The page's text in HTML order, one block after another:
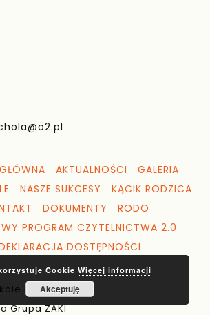
AKTUALNOŚCI
GALERIA
NASZE SUKCESY
KĄCIK RODZICA
DOKUMENTY
RODO
PROGRAM CZYTELNICTWA 2.0
DOSTĘPNOŚCI
nr 1 Tuchola
Grupa ZAKI
Cookie Więcej informacji
Akceptuję